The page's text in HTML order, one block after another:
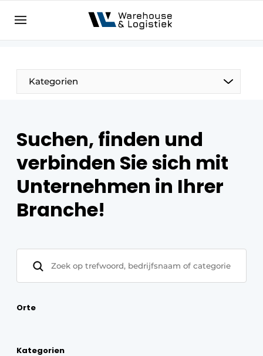
NL EN
Kategorien
Suchen, finden und
verbinden Sie sich mit
Unternehmen in Ihrer
Branche!
Orte
Kategorien